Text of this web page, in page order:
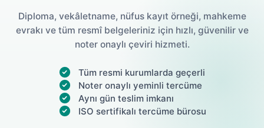
Diploma, vekâletname, nüfus kayıt örneği, mahkeme
evrakı ve tüm resmî belgeleriniz için hızlı, güvenilir ve
noter onaylı çeviri hizmeti.
Tüm resmi kurumlarda geçerli
Noter onaylı yeminli tercüme
Aynı gün teslim imkanı
ISO sertifikalı tercüme bürosu